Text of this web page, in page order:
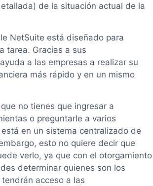
de la situación actual de la
NetSuite está diseñado para
tarea. Gracias a sus
a las empresas a realizar su
más rápido y en un mismo
no tienes que ingresar a
o preguntarle a varios
en un sistema centralizado de
esto no quiere decir que
verlo, ya que con el otorgamiento
determinar quienes son los
acceso a las